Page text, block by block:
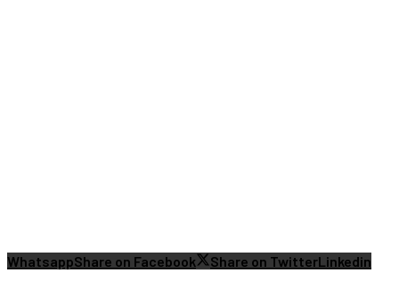
WhatsappShare on Facebook Share on TwitterLinkedin